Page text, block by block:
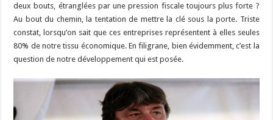
deux bouts, étranglées par une pression fiscale toujours plus forte ?
Au bout du chemin, la tentation de mettre la clé sous la porte. Triste
constat, lorsqu’on sait que ces entreprises représentent à elles seules
80% de notre tissu économique. En filigrane, bien évidemment, c’est la
question de notre développement qui est posée.